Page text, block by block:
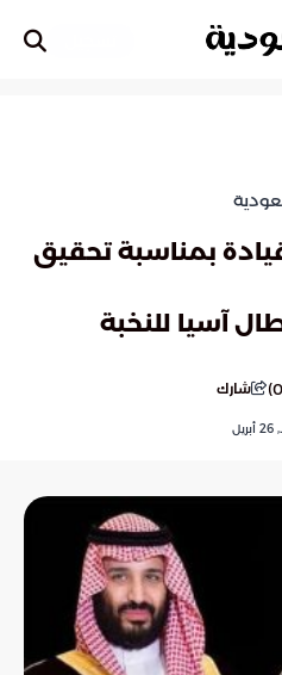
بمناسبة تحقيق
آسيا للنخبة
0
) شارك